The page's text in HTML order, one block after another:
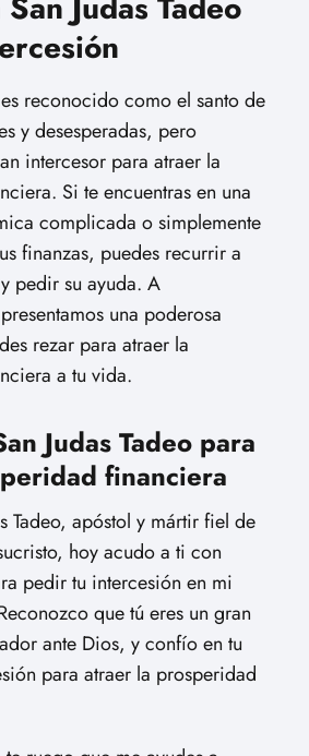
es reconocido como el santo de
y desesperadas, pero
intercesor para atraer la
Si te encuentras en una
complicada o simplemente
finanzas, puedes recurrir a
y pedir su ayuda. A
una poderosa
rezar para atraer la
a tu vida.
Judas Tadeo para
financiera
Tadeo, apóstol y mártir fiel de
hoy acudo a ti con
pedir tu intercesión en mi
que tú eres un gran
ante Dios, y confío en tu
para atraer la prosperidad